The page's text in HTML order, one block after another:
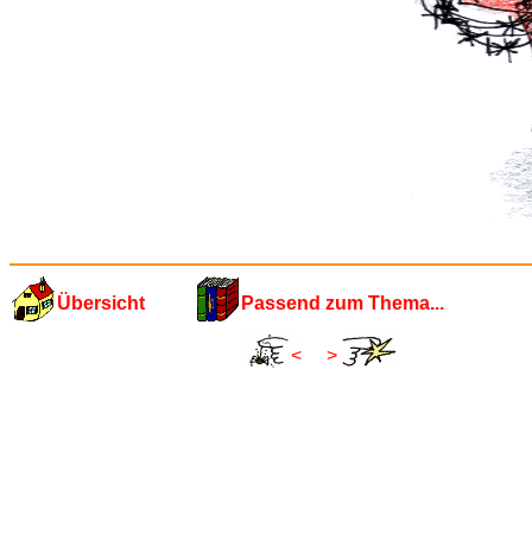
Übersicht Passend zum Thema...
< >